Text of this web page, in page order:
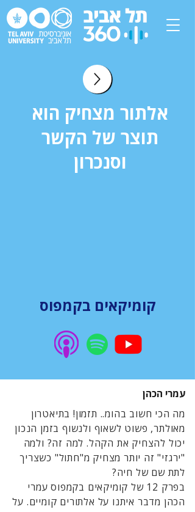
אלתור מצחיק הוא
תוצר של הקשר
וסנכרון
קומיקאים בקמפוס
עמרי הכהן
מה הכי חשוב בהומ.. תזמון! בתיאטרון
מאולתר, פשוט לשאוף ולנשוף בזמן הנכון
יכול להצחיק את הקהל. למה זה? ולמה
"ירגזי" זה יותר מצחיק מ"חתול" כשצריך
לתת שם של חיה?
בפרק 12 של קומיקאים בקמפוס עמרי
הכהן מדבר איתנו על אלתורים קומיים. על